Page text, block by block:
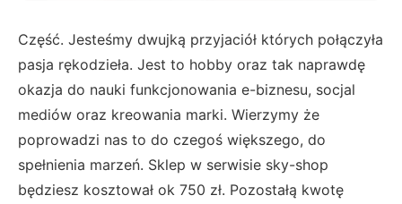
Część. Jesteśmy dwujką przyjaciół których połączyła
pasja rękodzieła. Jest to hobby oraz tak naprawdę
okazja do nauki funkcjonowania e-biznesu, socjal
mediów oraz kreowania marki. Wierzymy że
poprowadzi nas to do czegoś większego, do
spełnienia marzeń. Sklep w serwisie sky-shop
będziesz kosztował ok 750 zł. Pozostałą kwotę